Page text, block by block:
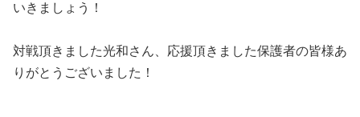
いきましょう！
対戦頂きました光和さん、応援頂きました保護者の皆様あ
りがとうございました！